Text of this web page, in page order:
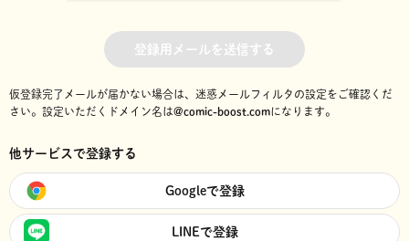
登録用メールを送信する
仮登録完了メールが届かない場合は、迷惑メールフィルタの設定をご確認くだ
さい。 設定いただくドメイン名は@comic-boost.comになります。
他サービスで登録する
Googleで登録
LINEで登録